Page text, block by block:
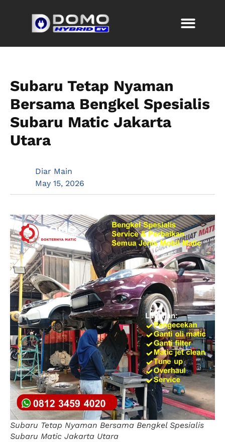
Subaru Tetap Nyaman
Bersama Bengkel Spesialis
Subaru Matic Jakarta
Utara
Diar Main
May 15, 2026
Subaru Tetap Nyaman Bersama Bengkel Spesialis
Subaru Matic Jakarta Utara